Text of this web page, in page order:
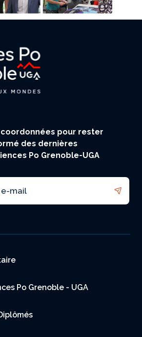
coordonnées pour rester
des dernières
Po Grenoble-UGA
Po Grenoble - UGA